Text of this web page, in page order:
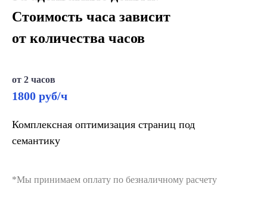
Стоимость часа зависит
от количества часов
от 2 часов
1800 руб/ч
Комплексная оптимизация страниц под
семантику
*Мы принимаем оплату по безналичному расчету